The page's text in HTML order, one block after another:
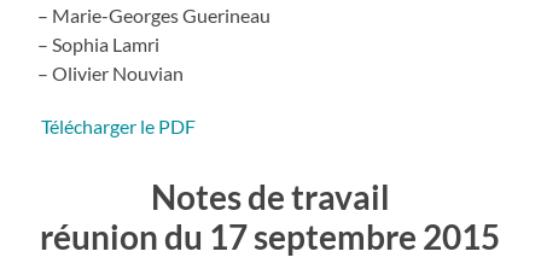
– Marie-Georges Guerineau
– Sophia Lamri
– Olivier Nouvian
Télécharger le PDF
Notes de travail
réunion du 17 septembre 2015